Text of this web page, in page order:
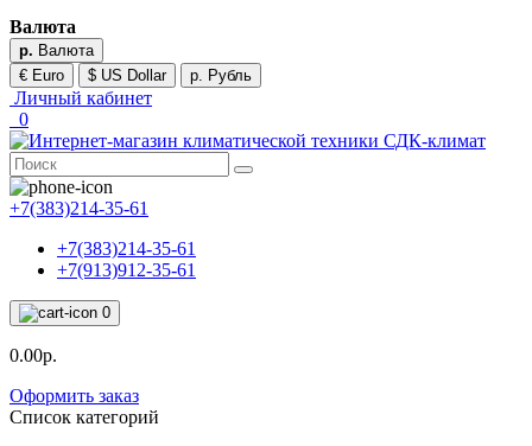
Валюта
р. Валюта
€ Euro
$ US Dollar р. Рубль
Личный кабинет
0
+7(383)214-35-61
+7(383)214-35-61
+7(913)912-35-61
0
0.00р.
Оформить заказ
Список категорий